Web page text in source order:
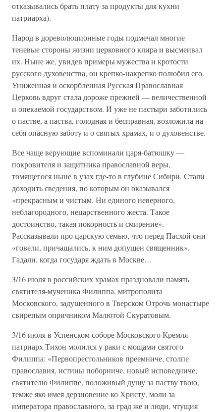
отказывались брать плату за продукты для кухни
патриарха).
Народ в дореволюционные годы подмечал многие
теневые стороны жизни церковного клира и высмеивал
их. Ныне же, увидев примеры мужества и кротости
русского духовенства, он крепко-накрепко полюбил его.
Униженная и оскорбленная Русская Православная
Церковь вдруг стала дороже прежней — величественной
и опекаемой государством. И уже не пастыри заботились
о пастве, а паства, голодная и бесправная, возложила на
себя опасную заботу и о святых храмах, и о духовенстве.
Все чаще верующие вспоминали царя-батюшку —
покровителя и защитника православной веры,
томящегося ныне в узах где-то в глубине Сибири. Стали
доходить сведения, по которым он оказывался
«прекрасным и чистым. Ни единого неверного,
неблагородного, нецарственного жеста. Такое
достоинство, такая покорность и смирение».
Рассказывали про царскую семью, что перед Пасхой они
«говели, причащались, к ним допущен священник».
Гадали, когда государя ждать в Москве…
3/16 июля в российских храмах праздновали память
святителя-мученика Филиппа, митрополита
Московского, задушенного в Тверском Отрочь монастыре
свирепым опричником Малютой Скуратовым.
3/16 июля в Успенском соборе Московского Кремля
патриарх Тихон молился у раки с мощами святого
Филиппа: «Первопрестольников преемниче, столпе
православия, истины поборниче, новый исповедниче,
святителю Филиппе, положивый душу за паству твою,
темже яко имея дерзновение ко Христу, моли за
императора православного, за град же и люди, чтущия